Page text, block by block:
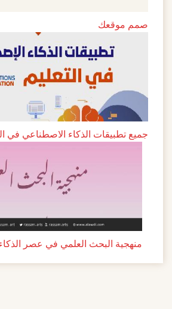
صمم موقعك
جميع تطبيقات الذكاء الاصطناعي في
منهجية البحث العلمي في عصر